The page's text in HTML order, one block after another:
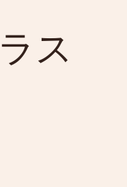
ス